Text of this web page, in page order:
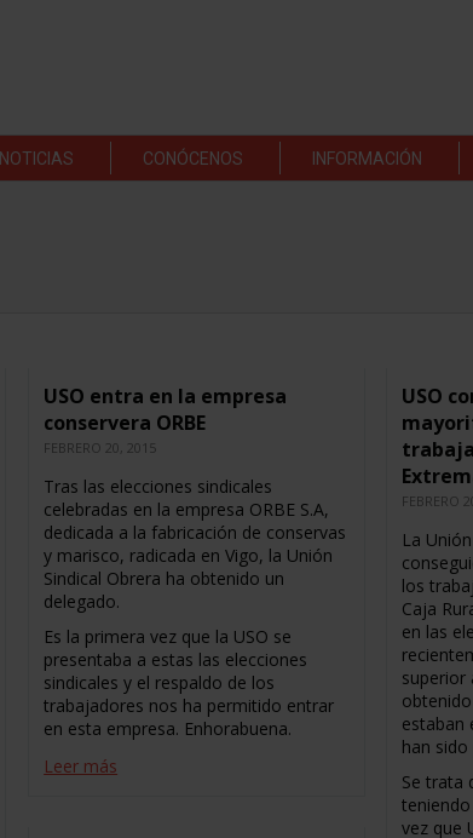
NOTICIAS CONÓCENOS INFORMACIÓN
USO entra en la empresa
conservera ORBE
FEBRERO 20, 2015
Tras las elecciones sindicales
celebradas en la empresa ORBE S.A,
dedicada a la fabricación de conservas
y marisco, radicada en Vigo, la Unión
Sindical Obrera ha obtenido un
delegado.
Es la primera vez que la USO se
presentaba a estas las elecciones
sindicales y el respaldo de los
trabajadores nos ha permitido entrar
en esta empresa. Enhorabuena.
Leer más
USO
FEBRERO
La
los
Caja
en las
superior
estaban
han sido
Se trata
vez que